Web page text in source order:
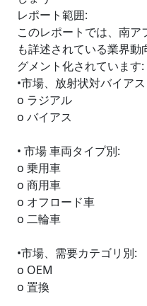
レポート範囲:
このレポートでは、南
も詳述されている業界
グメント化されています:
•市場、放射状対バイア
o ラジアル
o バイアス
• 市場 車両タイプ別:
o 乗用車
o 商用車
o オフロード車
o 二輪車
•市場、需要カテゴリ別:
o OEM
o 置換